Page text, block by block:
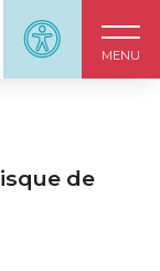
Panneau
MENU
de
LinkedIn
sur email